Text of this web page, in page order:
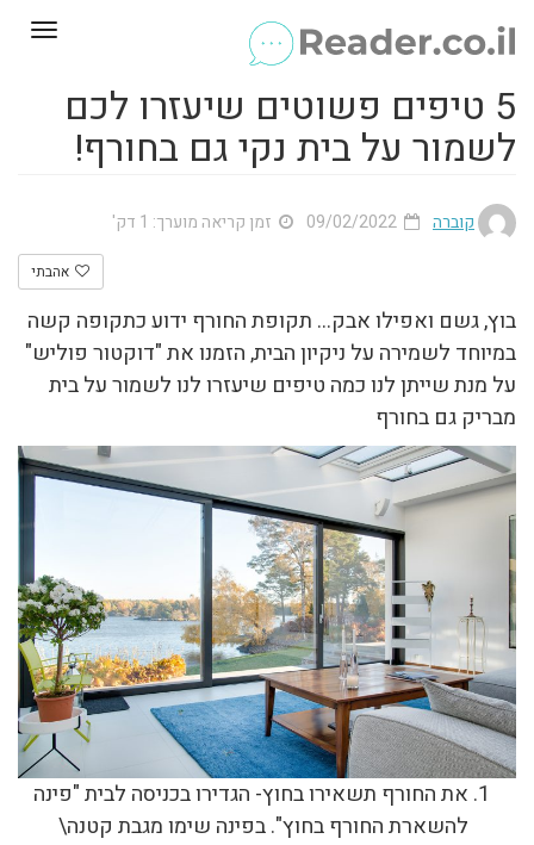
5 טיפים פשוטים שיעזרו לכם
לשמור על בית נקי גם בחורף!
קוברה זמן קריאה מוערך: 1 דק'
אהבתי
בוץ, גשם ואפילו אבק… תקופת החורף ידוע כתקופה קשה
במיוחד לשמירה על ניקיון הבית, הזמנו את "דוקטור פוליש"
על מנת שייתן לנו כמה טיפים שיעזרו לנו לשמור על בית
מבריק גם בחורף
את החורף תשאירו בחוץ- הגדירו בכניסה לבית "פינה
להשארת החורף בחוץ". בפינה שימו מגבת קטנה\